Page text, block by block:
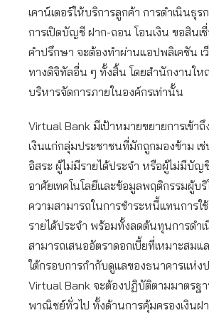
เคาน์เตอร์ให้บริการลูกค้า การดำเนินธุ
การเปิดบัญชี ฝาก-ถอน โอนเงิน ขอสินเ
คำปรึกษา จะต้องทำผ่านแอปพลิเคชัน เ
ทางดิจิทัลอื่น ๆ ทั้งสิ้น โดยสำนักงานใ
บริหารจัดการภายในองค์กรเท่านั้น
Virtual Bank มีเป้าหมายขยายการเข้า
เงินแก่กลุ่มประชาชนที่มักถูกมองข้าม เ
อิสระ ผู้ไม่มีรายได้ประจำ หรือผู้ไม่มีบัญ
อาศัยเทคโนโลยีและข้อมูลพฤติกรรมผู้บริ
ความสามารถในการชำระหนี้แทนการ
รายได้ประจำ พร้อมทั้งลดต้นทุนการดำ
สามารถเสนออัตราดอกเบี้ยที่เหมาะสมแ
ใต้กรอบการกำกับดูแลของธนาคารแห่ง
Virtual Bank จะต้องปฏิบัติตามมาตรฐ
พาณิชย์ทั่วไป ทั้งด้านการคุ้มครองเงินฝ